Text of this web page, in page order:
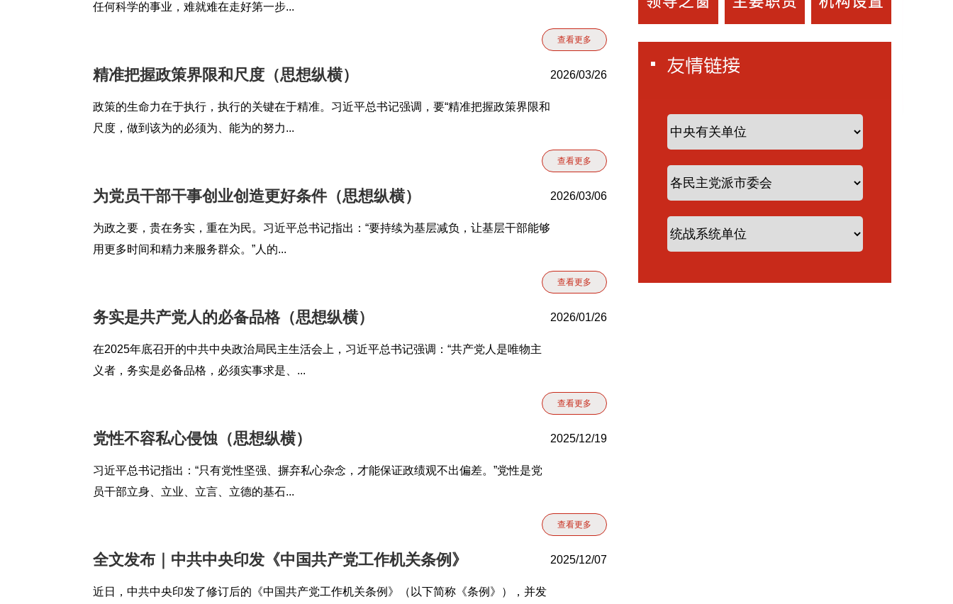
任何科学的事业，难就难在走好第一步...
查看更多
精准把握政策界限和尺度（思想纵横） 2026/03/26
政策的生命力在于执行，执行的关键在于精准。习近平总书记强调，要“精准把握政策界限和
尺度，做到该为的必须为、能为的努力...
查看更多
为党员干部干事创业创造更好条件（思想纵横） 2026/03/06
为政之要，贵在务实，重在为民。习近平总书记指出：“要持续为基层减负，让基层干部能够
用更多时间和精力来服务群众。”人的...
查看更多
务实是共产党人的必备品格（思想纵横） 2026/01/26
在2025年底召开的中共中央政治局民主生活会上，习近平总书记强调：“共产党人是唯物主
义者，务实是必备品格，必须实事求是、...
查看更多
党性不容私心侵蚀（思想纵横） 2025/12/19
习近平总书记指出：“只有党性坚强、摒弃私心杂念，才能保证政绩观不出偏差。”党性是党
员干部立身、立业、立言、立德的基石...
查看更多
全文发布｜中共中央印发《中国共产党工作机关条例》 2025/12/07
近日，中共中央印发了修订后的《中国共产党工作机关条例》（以下简称《条例》），并发